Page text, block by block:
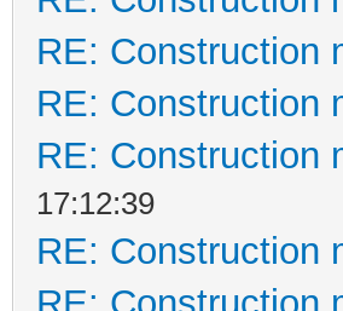
RE: Construction
RE: Construction
RE: Construction
17:12:39
RE: Construction